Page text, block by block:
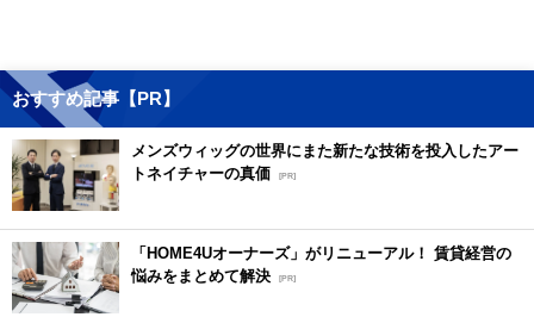
おすすめ記事【PR】
メンズウィッグの世界にまた新たな技術を投入したアー
トネイチャーの真価 [PR]
「HOME4Uオーナーズ」がリニューアル！ 賃貸経営の
悩みをまとめて解決 [PR]